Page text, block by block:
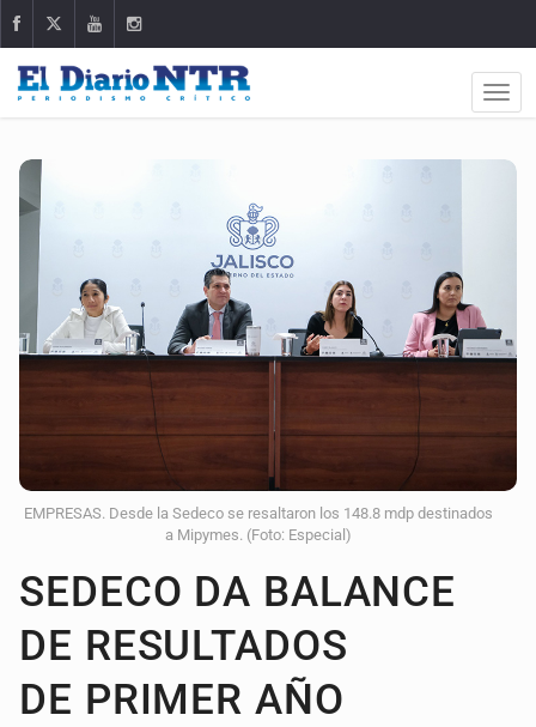
EMPRESAS. Desde la Sedeco se resaltaron los 148.8 mdp destinados
a Mipymes. (Foto: Especial)
SEDECO DA BALANCE
DE RESULTADOS
DE PRIMER AÑO